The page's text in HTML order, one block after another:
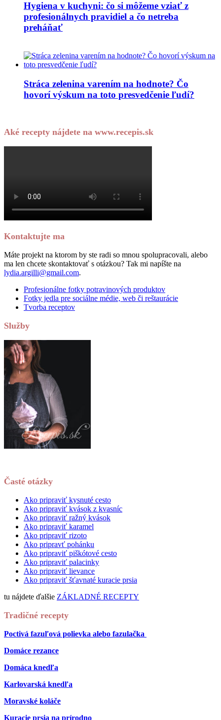
Hygiena v kuchyni: čo si môžeme vziať z
profesionálnych pravidiel a čo netreba
preháňať
Stráca zelenina varením na hodnote? Čo
hovorí výskum na toto presvedčenie ľudí?
Aké recepty nájdete na www.recepis.sk
Kontaktujte ma
Máte projekt na ktorom by ste radi so mnou spolupracovali, alebo
ma len chcete skontaktovať s otázkou? Tak mi napíšte na
lydia.argilli@gmail.com.
Profesionálne fotky potravinových produktov
Fotky jedla pre sociálne médie, web či reštaurácie
Tvorba receptov
Služby
Časté otázky
Ako pripraviť kysnuté cesto
Ako pripraviť kvások z kvasníc
Ako pripraviť ražný kvások
Ako pripraviť karamel
Ako pripraviť rizoto
Ako pripravť pohánku
Ako pripraviť piškótové cesto
Ako pripraviť palacinky
Ako pripraviť lievance
Ako pripraviť šťavnaté kuracie prsia
tu nájdete ďalšie ZÁKLADNÉ RECEPTY
Tradičné recepty
Poctivá fazuľová polievka alebo fazulačka
Domáce rezance
Domáca knedľa
Karlovarská knedľa
Moravské koláče
Kuracie prsia na prírodno